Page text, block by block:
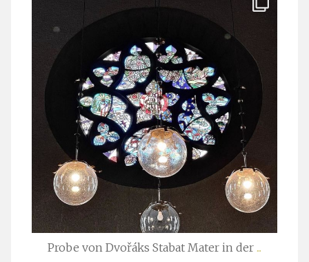
Apr. 1
Probe von Dvořáks Stabat Mater in der ...